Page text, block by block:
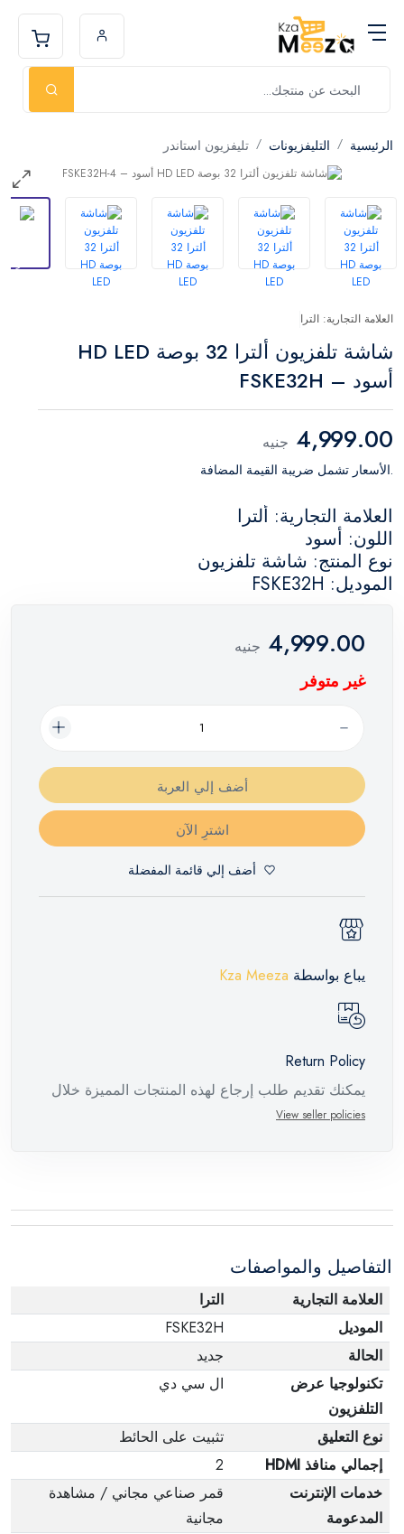
الرئيسية التليفزيونات تليفزيون استاندر
العلامة التجارية: الترا
شاشة تلفزيون ألترا 32 بوصة HD LED
أسود – FSKE32H
4,999.00 جنيه
.الأسعار تشمل ضريبة القيمة المضافة
العلامة التجارية: ألترا
اللون: أسود
نوع المنتج: شاشة تلفزيون
الموديل: FSKE32H
4,999.00 جنيه
غير متوفر
أضف إلي العربة
اشترِ الآن
أضف إلي قائمة المفضلة
يباع بواسطة Kza Meeza
Return Policy
يمكنك تقديم طلب إرجاع لهذه المنتجات المميزة خلال
عبوته الأصلية. لاحظ أنه لا يمكن إرجاع المنتجات
وفي عبواتها الأصلية.
View seller policies
التفاصيل والمواصفات
العلامة التجارية
الترا
الموديل
FSKE32H
الحالة
جديد
تكنولوجيا عرض
التلفزيون
ال سي دي
نوع التعليق
تثبيت على الحائط
إجمالي منافذ HDMI
2
خدمات الإنترنت
المدعومة
قمر صناعي مجاني / مشاهدة
مجانية